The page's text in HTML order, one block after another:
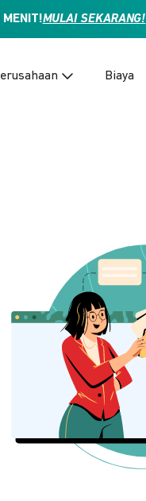
MENIT!MULAI SEKARANG!
Biaya